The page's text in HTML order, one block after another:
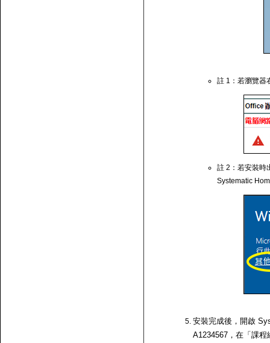
註 1：若瀏覽器
註 2：若安裝時
Systematic
安裝完成後，開啟
A1234567，在「課